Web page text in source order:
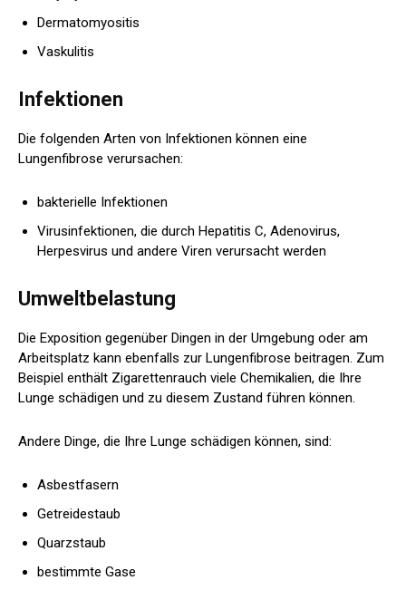
Dermatomyositis
Vaskulitis
Infektionen
Die folgenden Arten von Infektionen können eine
Lungenfibrose verursachen:
bakterielle Infektionen
Virusinfektionen, die durch Hepatitis C, Adenovirus,
Herpesvirus und andere Viren verursacht werden
Umweltbelastung
Die Exposition gegenüber Dingen in der Umgebung oder am
Arbeitsplatz kann ebenfalls zur Lungenfibrose beitragen. Zum
Beispiel enthält Zigarettenrauch viele Chemikalien, die Ihre
Lunge schädigen und zu diesem Zustand führen können.
Andere Dinge, die Ihre Lunge schädigen können, sind:
Asbestfasern
Getreidestaub
Quarzstaub
bestimmte Gase